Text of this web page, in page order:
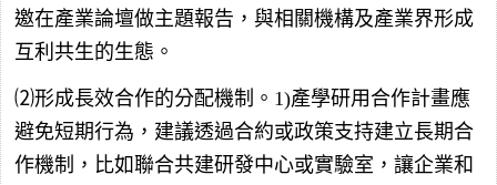
邀在產業論壇做主題報告，與相關機構及產業界形成
互利共生的生態。
⑵形成長效合作的分配機制。1)產學研用合作計畫應
避免短期行為，建議透過合約或政策支持建立長期合
作機制，比如聯合共建研發中心或實驗室，讓企業和